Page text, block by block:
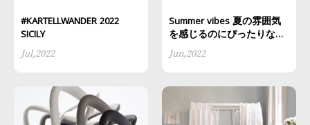
#KARTELLWANDER 2022
SICILY
Jul,2022
Summer vibes 夏の雰囲気
を感じるのにぴったりなア
イテム5選
Jun,2022